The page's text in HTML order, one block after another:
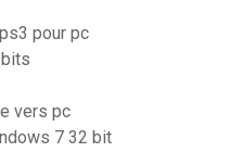
pour pc
vers pc
7 32 bit